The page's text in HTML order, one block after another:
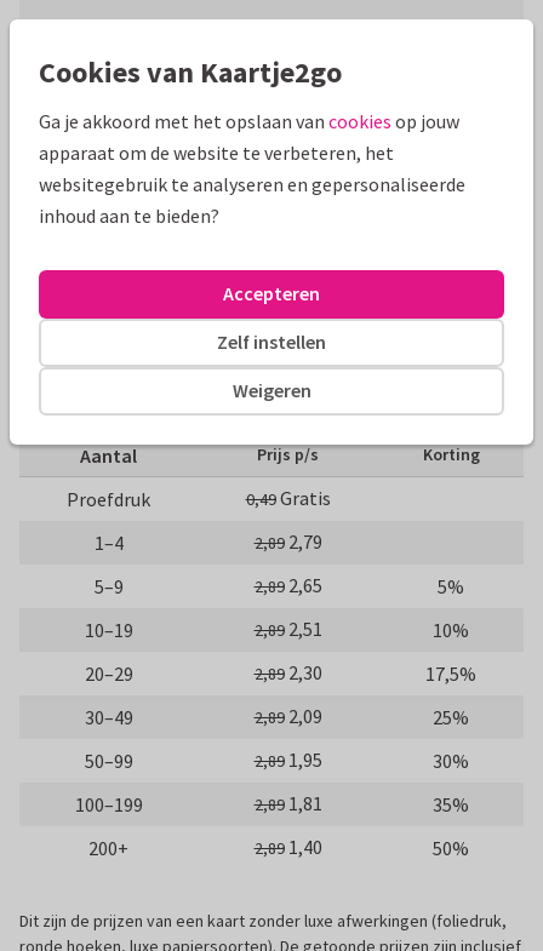
Productinformatie
Een algemene uitnodigingskaart voor een zakelijk feestje.
Met ballonnen, slingers en confetti in gouden kleuren.
Alle kaarten zijn helemaal naar wens aan te passen
Formaten en tarieven
14 x 14 cm
Aantal Prijs p/s Korting
Proefdruk 0,49Gratis
1–4
2,89 2,79
5–9
2,89 2,65
5%
10–19
2,89 2,51
10%
20–29
2,89 2,30
17,5%
30–49
2,89 2,09
25%
50–99
2,89 1,95
30%
100–199
2,89 1,81
35%
200+
2,89 1,40 50%
Dit zijn de prijzen van een kaart zonder luxe afwerkingen (foliedruk,
ronde hoeken, luxe papiersoorten). De getoonde prijzen zijn inclusief
Cookies van Kaartje2go
Ga je akkoord met het opslaan van cookies op jouw
apparaat om de website te verbeteren, het
websitegebruik te analyseren en gepersonaliseerde
inhoud aan te bieden?
Weigeren
Zelf instellen
Accepteren